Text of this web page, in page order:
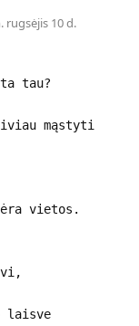
rugsėjis 10 d.
tau?
mąstyti
vietos.
laisve